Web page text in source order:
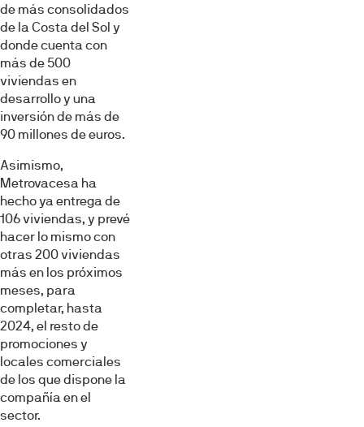
de más consolidados
de la Costa del Sol y
donde cuenta con
más de 500
viviendas en
desarrollo y una
inversión de más de
90 millones de euros.
Asimismo,
Metrovacesa ha
hecho ya entrega de
106 viviendas, y prevé
hacer lo mismo con
otras 200 viviendas
más en los próximos
meses, para
completar, hasta
2024, el resto de
promociones y
locales comerciales
de los que dispone la
compañía en el
sector.